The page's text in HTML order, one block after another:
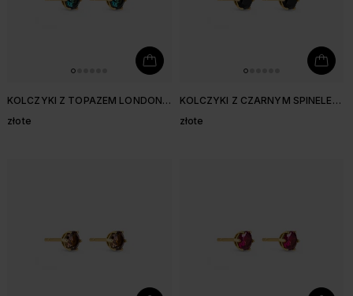
KOLCZYKI Z TOPAZEM LONDON
złote
KOLCZYKI Z CZARNYM SPINELEM
złote